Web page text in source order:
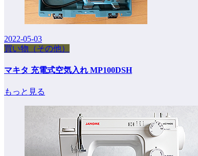
2022-05-03
買い物（その他）
マキタ 充電式空気入れ MP100DSH
もっと見る